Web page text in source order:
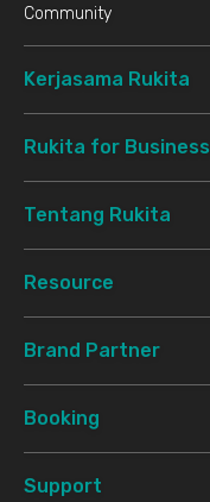
Community
Kerjasama Rukita
Rukita for Business
Tentang Rukita
Resource
Brand Partner
Booking
Support